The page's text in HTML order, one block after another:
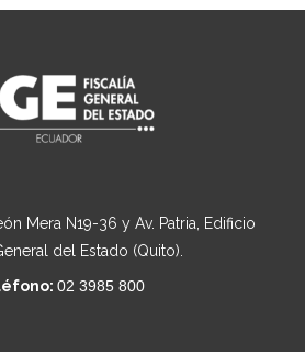
Mera N19-36 y Av. Patria, Edificio
del Estado (Quito).
02 3985 800